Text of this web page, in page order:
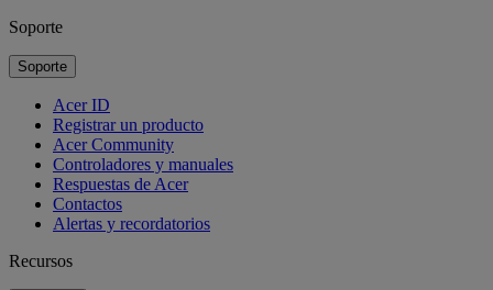
Soporte
Soporte
Acer ID
Registrar un producto
Acer Community
Controladores y manuales
Respuestas de Acer
Contactos
Alertas y recordatorios
Recursos